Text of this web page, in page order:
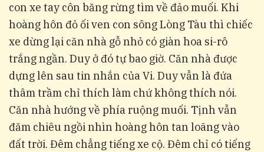
con xe tay côn băng rừng tìm về đảo muối. Khi
hoàng hôn đỏ ối ven con sông Lòng Tàu thì chiếc
xe dừng lại căn nhà gỗ nhỏ có giàn hoa si-rô
trắng ngần. Duy ở đó tự bao giờ. Căn nhà được
dựng lên sau tin nhắn của Vi. Duy vẫn là đứa
thâm trầm chỉ thích làm chứ không thích nói.
Căn nhà hướng về phía ruộng muối. Tịnh vẫn
đăm chiêu ngồi nhìn hoàng hôn tan loãng vào
đất trời. Đêm chẳng tiếng xe cộ. Đêm chỉ có tiếng